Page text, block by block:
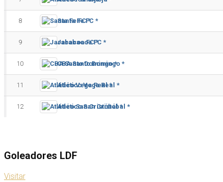
8 Santa Fe FC *
9 Jarabacoa FC *
10 CBA Santo Domingo *
11 Atlético Vega Real *
12 Atlético San Cristóbal *
Goleadores LDF
Visitar